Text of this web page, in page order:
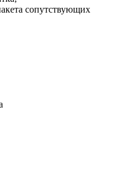
сопутствующих